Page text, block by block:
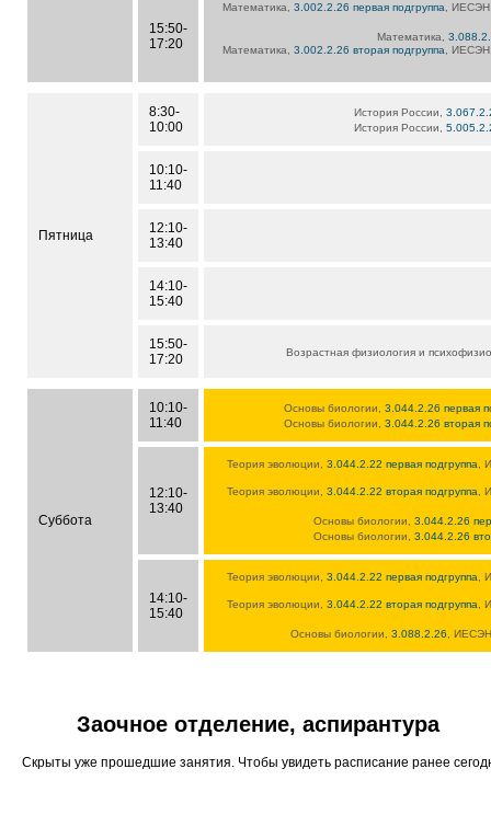
15:50-
17:20
Математика,3.002.2.26 первая подгруппа ,
Математика,
Математика,3.002.2.26 вторая подгруппа ,
Пятница
8:30-
10:00
История России,
История России,
10:10-
11:40
12:10-
13:40
14:10-
15:40
15:50-
17:20
Возрастная физиология и
Суббота
10:10-
11:40
Основы биологии,3.044.2.26 первая
Основы биологии,3.044.2.26 вторая
12:10-
13:40
Теория эволюции,3.044.2.22 первая подгруппа ,
Теория эволюции,3.044.2.22 вторая подгруппа ,
Основы биологии, 3.044.2.26
Основы биологии, 3.044.2.26
14:10-
15:40
Теория эволюции,3.044.2.22 первая подгруппа ,
Теория эволюции,3.044.2.22 вторая подгруппа ,
Основы биологии,3.088.2.26 ,
Заочное отделение, аспирантура
Скрыты уже прошедшие занятия. Чтобы увидеть расписание ранее